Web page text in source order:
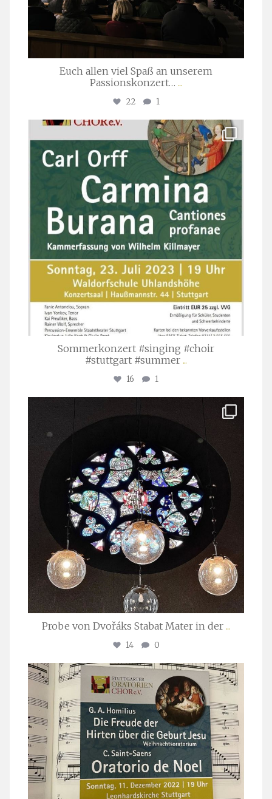
Euch allen viel Spaß an unserem
Passionskonzert… ...
22 1
stuttgarter_oratorienchor
Juli 22
Sommerkonzert #singing #choir
#stuttgart #summer ...
16 1
Apr. 1
Probe von Dvořáks Stabat Mater in der ...
14 0
stuttgarter_oratorienchor
Nov. 29